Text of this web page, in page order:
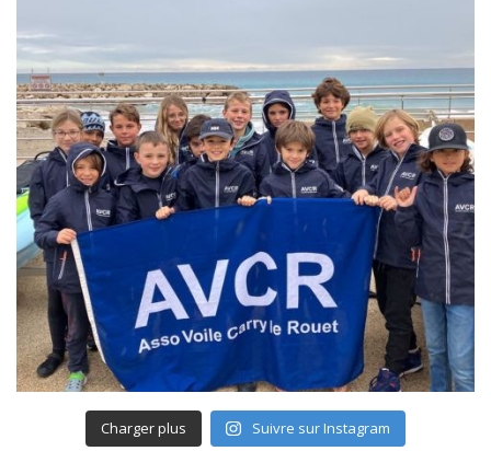
Charger plus Suivre sur Instagram